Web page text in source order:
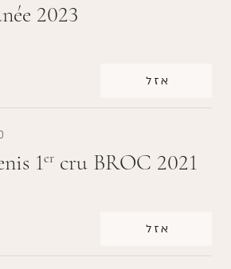
2023
אזל
1er cru BROC 2021
אזל